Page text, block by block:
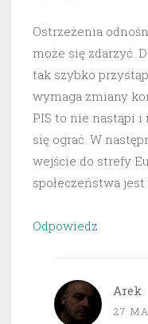
Ostrzeżenia
może się zdarzyć.
tak szybko
wymaga zmiany
PIS to nie nastąpi i
się ograć. W
wejście do strefy
społeczeństwa
Odpowiedz
Arek
27